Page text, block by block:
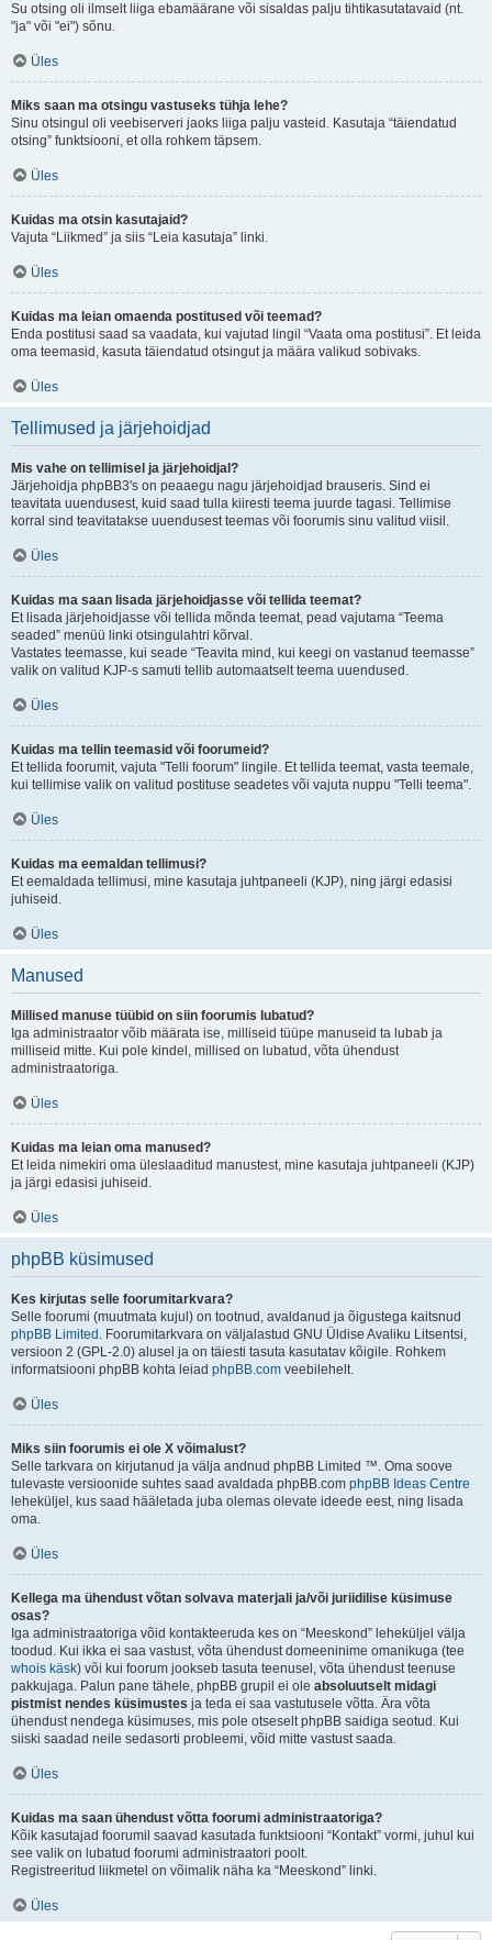
Su otsing oli ilmselt liiga ebamäärane või sisaldas palju tihtikasutatavaid (nt.
"ja" või "ei") sõnu.
Üles
Miks saan ma otsingu vastuseks tühja lehe?
Sinu otsingul oli veebiserveri jaoks liiga palju vasteid. Kasutaja “täiendatud
otsing” funktsiooni, et olla rohkem täpsem.
Üles
Kuidas ma otsin kasutajaid?
Vajuta “Liikmed” ja siis “Leia kasutaja” linki.
Üles
Kuidas ma leian omaenda postitused või teemad?
Enda postitusi saad sa vaadata, kui vajutad lingil “Vaata oma postitusi”. Et leida
oma teemasid, kasuta täiendatud otsingut ja määra valikud sobivaks.
Üles
Tellimused ja järjehoidjad
Mis vahe on tellimisel ja järjehoidjal?
Järjehoidja phpBB3's on peaaegu nagu järjehoidjad brauseris. Sind ei
teavitata uuendusest, kuid saad tulla kiiresti teema juurde tagasi. Tellimise
korral sind teavitatakse uuendusest teemas või foorumis sinu valitud viisil.
Üles
Kuidas ma saan lisada järjehoidjasse või tellida teemat?
Et lisada järjehoidjasse või tellida mõnda teemat, pead vajutama “Teema
seaded” menüü linki otsingulahtri kõrval.
Vastates teemasse, kui seade “Teavita mind, kui keegi on vastanud teemasse”
valik on valitud KJP-s samuti tellib automaatselt teema uuendused.
Üles
Kuidas ma tellin teemasid või foorumeid?
Et tellida foorumit, vajuta "Telli foorum" lingile. Et tellida teemat, vasta teemale,
kui tellimise valik on valitud postituse seadetes või vajuta nuppu "Telli teema".
Üles
Kuidas ma eemaldan tellimusi?
Et eemaldada tellimusi, mine kasutaja juhtpaneeli (KJP), ning järgi edasisi
juhiseid.
Üles
Manused
Millised manuse tüübid on siin foorumis lubatud?
Iga administraator võib määrata ise, milliseid tüüpe manuseid ta lubab ja
milliseid mitte. Kui pole kindel, millised on lubatud, võta ühendust
administraatoriga.
Üles
Kuidas ma leian oma manused?
Et leida nimekiri oma üleslaaditud manustest, mine kasutaja juhtpaneeli (KJP)
ja järgi edasisi juhiseid.
Üles
phpBB küsimused
Kes kirjutas selle foorumitarkvara?
Selle foorumi (muutmata kujul) on tootnud, avaldanud ja õigustega kaitsnud
phpBB Limited . Foorumitarkvara on väljalastud GNU Üldise Avaliku Litsentsi,
versioon 2 (GPL-2.0) alusel ja on täiesti tasuta kasutatav kõigile. Rohkem
informatsiooni phpBB kohta leiad phpBB.com veebilehelt.
Üles
Miks siin foorumis ei ole X võimalust?
Selle tarkvara on kirjutanud ja välja andnud phpBB Limited ™. Oma soove
tulevaste versioonide suhtes saad avaldada phpBB.com phpBB Ideas Centre
leheküljel, kus saad hääletada juba olemas olevate ideede eest, ning lisada
oma.
Üles
Kellega ma ühendust võtan solvava materjali ja/või juriidilise küsimuse
osas?
Iga administraatoriga võid kontakteeruda kes on “Meeskond” leheküljel välja
toodud. Kui ikka ei saa vastust, võta ühendust domeeninime omanikuga (tee
whois käsk) või kui foorum jookseb tasuta teenusel, võta ühendust teenuse
pakkujaga. Palun pane tähele, phpBB grupil ei ole absoluutselt midagi
pistmist nendes küsimustes ja teda ei saa vastutusele võtta. Ära võta
ühendust nendega küsimuses, mis pole otseselt phpBB saidiga seotud. Kui
siiski saadad neile sedasorti probleemi, võid mitte vastust saada.
Üles
Kuidas ma saan ühendust võtta foorumi administraatoriga?
Kõik kasutajad foorumil saavad kasutada funktsiooni “Kontakt” vormi, juhul kui
see valik on lubatud foorumi administraatori poolt.
Registreeritud liikmetel on võimalik näha ka “Meeskond” linki.
Üles